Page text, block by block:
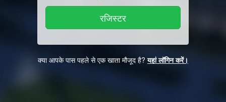
क्या आपके पास पहले से एक खाता मौजूद है?यहां लॉगिन करें।